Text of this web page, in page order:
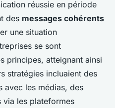
réussie en période
des messages cohérents
une situation
se sont
principes, atteignant ainsi
stratégies incluaient des
avec les médias, des
via les plateformes